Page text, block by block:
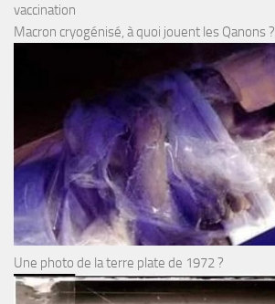
vaccination
Macron cryogénisé, à quoi jouent les Qanons ?
Une photo de la terre plate de 1972 ?